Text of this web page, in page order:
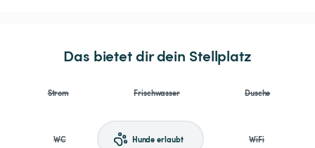
Das bietet dir dein Stellplatz
Strom Frischwasser Dusche
WC Hunde erlaubt WiFi